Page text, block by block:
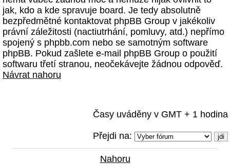
jak, kdo a kde spravuje board. Je tedy absolutně
bezpředmětné kontaktovat phpBB Group v jakékoliv
právní záležitosti (nactiutrhání, pomluvy, atd.) nepřímo
spojený s phpbb.com nebo se samotným software
phpBB. Pokud zašlete e-mail phpBB Group o použití
softwaru třetí stranou, neočekávejte žádnou odpověď.
Návrat nahoru
Časy uváděny v GMT + 1 hodina
Přejdi na:
Nahoru